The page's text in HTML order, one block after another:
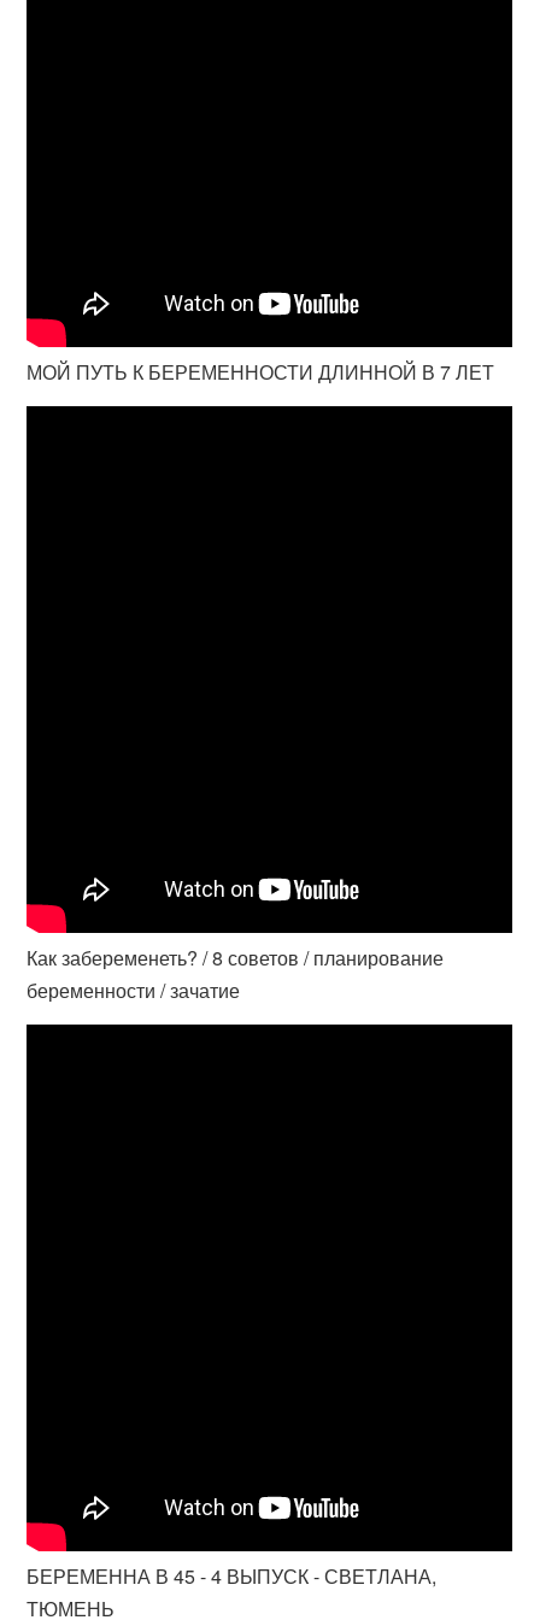
МОЙ ПУТЬ К БЕРЕМЕННОСТИ ДЛИННОЙ В 7 ЛЕТ
Как забеременеть? / 8 советов / планирование
беременности / зачатие
БЕРЕМЕННА В 45 - 4 ВЫПУСК - СВЕТЛАНА,
ТЮМЕНЬ